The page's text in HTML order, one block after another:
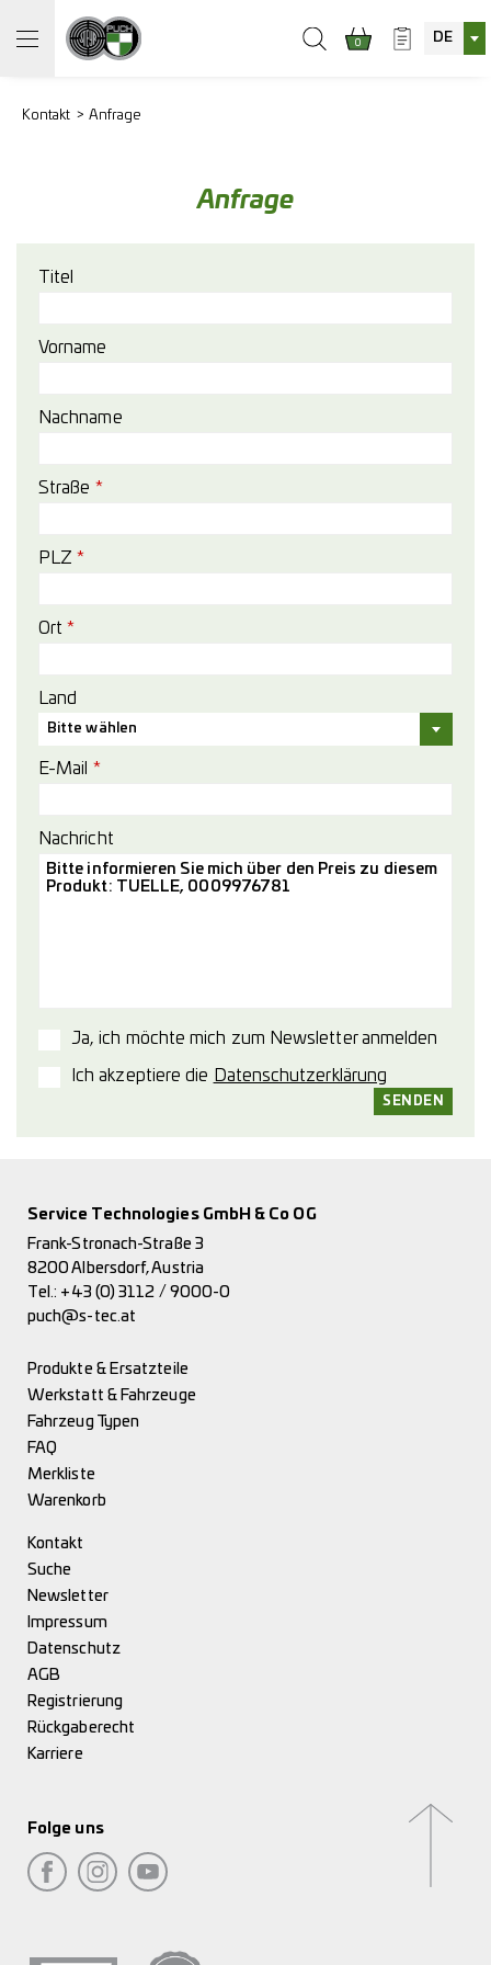
0 DE
Kontakt Anfrage
Anfrage
Titel
Vorname
Nachname
Straße *
PLZ*
Ort*
Land
Bitte wählen
E-Mail *
Nachricht
Ja, ich möchte mich zum Newsletter anmelden
Ich akzeptiere die Datenschutzerklärung
Service Technologies GmbH & Co OG
Frank-Stronach-Straße 3
8200 Albersdorf, Austria
Tel.: +43 (0) 3112 / 9000-0
puch@s-tec.at
Produkte & Ersatzteile
Werkstatt & Fahrzeuge
Fahrzeug Typen
FAQ
Merkliste
Warenkorb
Kontakt
Suche
Newsletter
Impressum
Datenschutz
AGB
Registrierung
Rückgaberecht
Karriere
Folge uns